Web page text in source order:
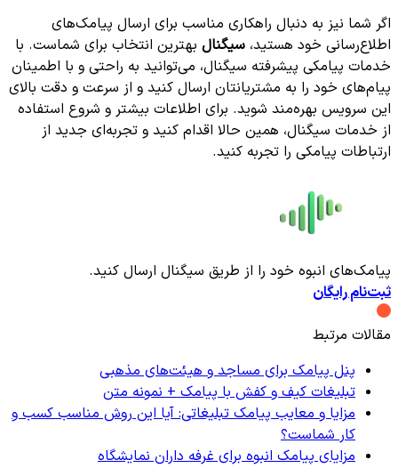
اگر شما نیز به دنبال راهکاری مناسب برای ارسال پیامک‌های
اطلاع‌رسانی خود هستید، سیگنال بهترین انتخاب برای شماست. با
خدمات پیامکی پیشرفته سیگنال، می‌توانید به راحتی و با اطمینان
پیام‌های خود را به مشتریانتان ارسال کنید و از سرعت و دقت بالای
این سرویس بهره‌مند شوید. برای اطلاعات بیشتر و شروع استفاده
از خدمات سیگنال، همین حالا اقدام کنید و تجربه‌ای جدید از
ارتباطات پیامکی را تجربه کنید.
پیامک‌های انبوه خود را از طریق سیگنال ارسال کنید.
ثبت‌نام رایگان
مقالات مرتبط
پنل پیامک برای مساجد و هیئت‌های مذهبی
تبلیغات کیف و کفش با پیامک + نمونه متن
مزایا و معایب پیامک تبلیغاتی: آیا این روش مناسب کسب و
کار شماست؟
مزایای پیامک انبوه برای غرفه داران نمایشگاه